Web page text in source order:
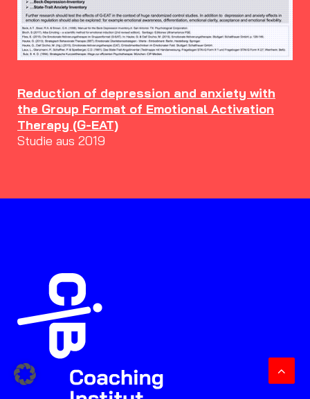
Reduction of depression and anxiety with
the Group Format of Emotional Activation
Therapy (G-EAT)
Studie aus 2019